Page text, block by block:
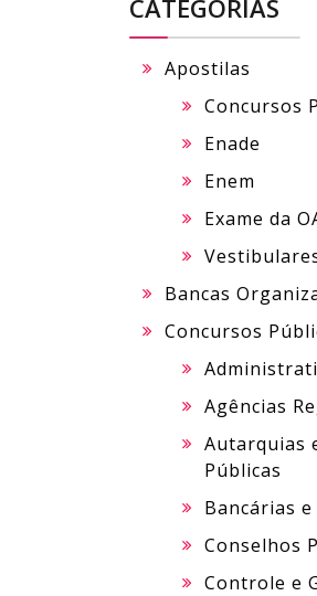
CATEGORIAS
Apostilas
Concursos
Enade
Enem
Exame da
Bancas
Concursos
Agências
Autarquias
Públicas
Bancárias
Conselhos
Controle e